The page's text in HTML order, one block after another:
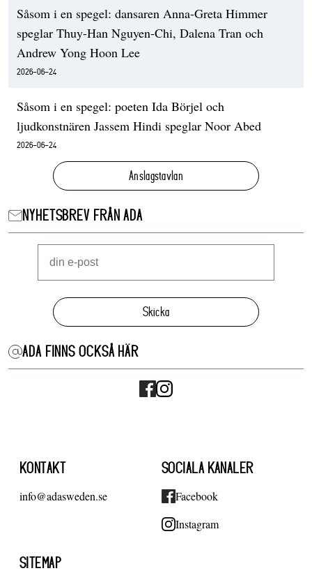
Såsom i en spegel: dansaren Anna-Greta Himmer
speglar Thuy-Han Nguyen-Chi, Dalena Tran och
Andrew Yong Hoon Lee
2026-06-24
Såsom i en spegel: poeten Ida Börjel och
ljudkonstnären Jassem Hindi speglar Noor Abed
2026-06-24
Anslagstavlan
NYHETSBREV FRÅN ADA
Skicka
ADA FINNS OCKSÅ HÄR
KONTAKT
info@adasweden.se
SOCIALA KANALER
Facebook
Instagram
SITEMAP